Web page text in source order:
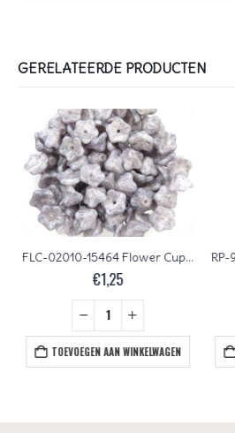
GERELATEERDE PRODUCTEN
FLC-02010-15464 Flower Cup White Alabaster Terra Cotta Blue 50 Pc.
€1,25
TOEVOEGEN AAN WINKELWAGEN